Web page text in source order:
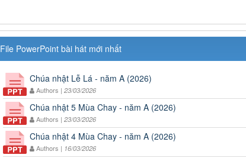
File PowerPoint bài hát mới nhất
Chúa nhật Lễ Lá - năm A (2026)
Authors | 23/03/2026
Chúa nhật 5 Mùa Chay - năm A (2026)
Authors | 23/03/2026
Chúa nhật 4 Mùa Chay - năm A (2026)
Authors | 16/03/2026